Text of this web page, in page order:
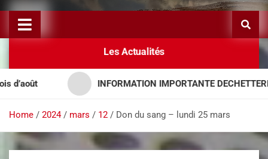
Les Actualités
INFORMATION IMPORTANTE DECHETTERIES –
Home 2024 mars 12 Don du sang – lundi 25 mars